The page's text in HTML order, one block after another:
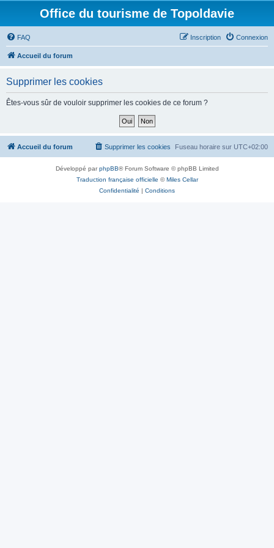
Office du tourisme de Topoldavie
FAQ Connexion
Inscription
Accueil du forum
Supprimer les cookies
Êtes-vous sûr de vouloir supprimer les cookies de ce forum ?
Accueil du forum Fuseau horaire sur UTC+02:00
Supprimer les cookies
Développé parphpBB® Forum Software © phpBB Limited
Traduction française officielle ©Miles Cellar
Confidentialité | Conditions